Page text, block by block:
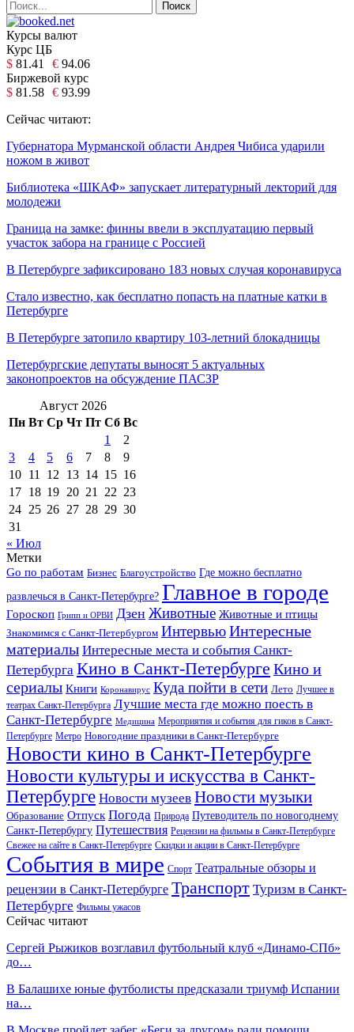
Курсы валют
Курс ЦБ
$ 81.41 € 94.06
Биржевой курс
$ 81.58 € 93.99
Сейчас читают:
Губернатора Мурманской области Андрея Чибиса ударили
ножом в живот
Библиотека «ШКАФ» запускает литературный лекторий для
молодежи
Граница на замке: финны ввели в эксплуатацию первый
участок забора на границе с Россией
В Петербурге зафиксировано 183 новых случая коронавируса
Стало известно, как бесплатно попасть на платные катки в
Петербурге
В Петербурге затопило квартиру 103-летний блокадницы
Петербургские депутаты выносят 5 актуальных
законопроектов на обсуждение ПАСЗР
Август 2026
Пн Вт Ср Чт Пт Сб Вс
1
2
3
4 5 6 7 8
9
10 11 12 13 14 15 16
17 18 19 20 21 22 23
24 25 26 27 28 29 30
31
« Июл
Метки
Go по работам Бизнес Благоустройство Где можно бесплатно
развлечься в Санкт-Петербурге? Главное в городе
Гороскоп Грипп и ОРВИ Дзен Животные Животные и птицы
Знакомимся с Санкт-Петербургом ИнтервьюИнтересные
материалы Интересные места и события Санкт-
Петербурга Кино в Санкт-Петербурге Кино и
сериалы Книги Коронавирус Куда пойти в сети Лето Лучшее в
театрах Санкт-Петербурга Лучшие места где можно поесть в
Санкт-Петербурге Медицина Мероприятия и события для гиков в Санкт-
Петербурге Метро Новогодние праздники в Санкт-Петербурге
Новости кино в Санкт-Петербурге
Новости культуры и искусства в Санкт-
Петербурге Новости музеев Новости музыки
Образование Отпуск Погода Природа Путеводитель по новогоднему
Санкт-Петербургу Путешествия Рецензии на фильмы в Санкт-Петербурге
Свежее на сайте в Санкт-Петербурге Скидки и акции в Санкт-Петербурге
События в мире Спорт Театральные обзоры и
рецензии в Санкт-Петербурге Транспорт Туризм в Санкт-
Петербурге Фильмы ужасов
Сейчас читают
Сергей Рыжиков возглавил футбольный клуб «Динамо-СПб»
до…
В Балашихе юные футболисты предсказали триумф Испании
на…